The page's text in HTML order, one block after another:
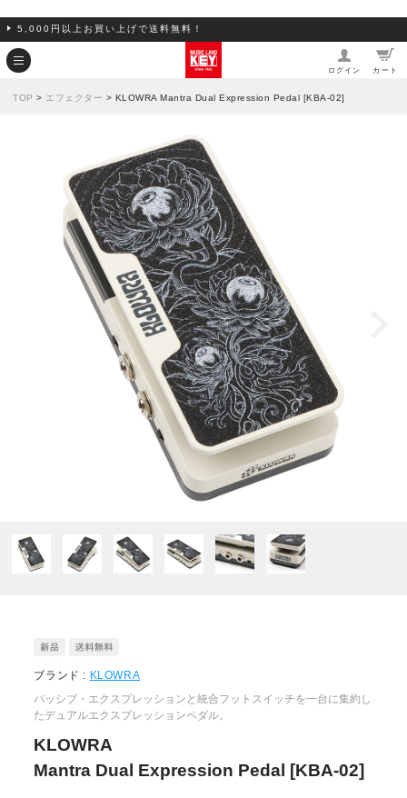
5,000円以上お買い上げで送料無料！
ログイン カート
TOP > エフェクター > KLOWRA Mantra Dual Expression Pedal [KBA-02]
ブランド : KLOWRA
パッシブ・エクスプレッションと統合フットスイッチを一台に集約し
たデュアルエクスプレッションペダル。
KLOWRA
Mantra Dual Expression Pedal [KBA-02]